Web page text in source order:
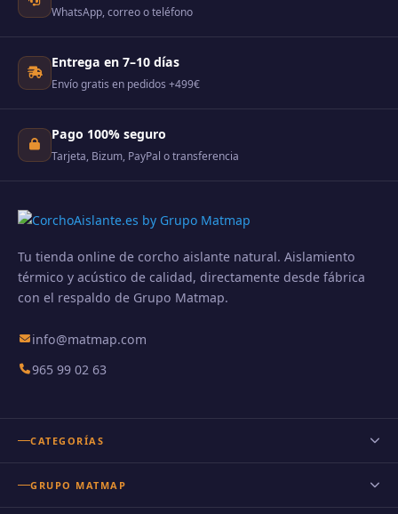
WhatsApp, correo o teléfono
Entrega en 7–10 días
Envío gratis en pedidos +499€
Pago 100% seguro
Tarjeta, Bizum, PayPal o transferencia
Tu tienda online de corcho aislante natural. Aislamiento
térmico y acústico de calidad, directamente desde fábrica
con el respaldo de Grupo Matmap.
info@matmap.com
965 99 02 63
CATEGORÍAS
Aislante acústico
GRUPO MATMAP